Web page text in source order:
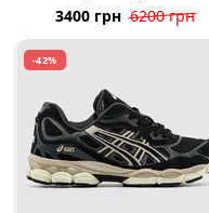
3400 грн 6200 грн
-42%